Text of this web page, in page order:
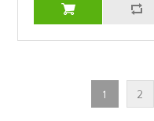
1 2